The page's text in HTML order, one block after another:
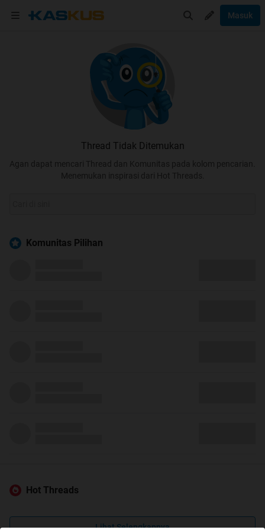
Masuk
Thread Tidak Ditemukan
Agan dapat mencari Thread dan Komunitas pada kolom pencarian.
Menemukan inspirasi dari Hot Threads.
Komunitas Pilihan
Hot Threads
Lihat Selengkapnya